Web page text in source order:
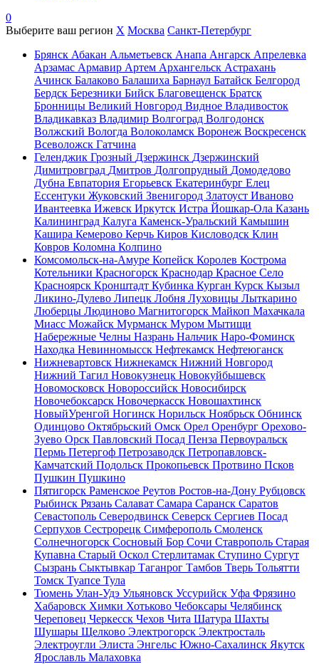
0
Выберите ваш регион X Москва Санкт-Петербург
Брянск Абакан Альметьевск Анапа Ангарск Апрелевка
Арзамас Армавир Артем Архангельск Астрахань
Ачинск Балаково Балашиха Барнаул Батайск Белгород
Бердск Березники Бийск Благовещенск Братск
Бронницы Великий Новгород Видное Владивосток
Владикавказ Владимир Волгоград Волгодонск
Волжский Вологда Волоколамск Воронеж Воскресенск
Всеволожск Гатчина
Геленджик Грозный Дзержинск Дзержинский
Димитровград Дмитров Долгопрудный Домодедово
Дубна Евпатория Егорьевск Екатеринбург Елец
Ессентуки Жуковский Звенигород Златоуст Иваново
Ивантеевка Ижевск Иркутск Истра Йошкар-Ола Казань
Калининград Калуга Каменск-Уральский Камышин
Кашира Кемерово Керчь Киров Кисловодск Клин
Ковров Коломна Колпино
Комсомольск-на-Амуре Копейск Королев Кострома
Котельники Красногорск Краснодар Красное Село
Красноярск Кронштадт Кубинка Курган Курск Кызыл
Ликино-Дулево Липецк Лобня Луховицы Лыткарино
Люберцы Людиново Магнитогорск Майкоп Махачкала
Миасс Можайск Мурманск Муром Мытищи
Набережные Челны Назрань Нальчик Наро-Фоминск
Находка Невинномысск Нефтекамск Нефтеюганск
Нижневартовск Нижнекамск Нижний Новгород
Нижний Тагил Новокузнецк Новокуйбышевск
Новомосковск Новороссийск Новосибирск
Новочебоксарск Новочеркасск Новошахтинск
НовыйУренгой Ногинск Норильск Ноябрьск Обнинск
Одинцово Октябрьский Омск Орел Оренбург Орехово-
Зуево Орск Павловский Посад Пенза Первоуральск
Пермь Петергоф Петрозаводск Петропавловск-
Камчатский Подольск Прокопьевск Протвино Псков
Пушкин Пушкино
Пятигорск Раменское Реутов Ростов-на-Дону Рубцовск
Рыбинск Рязань Салават Самара Саранск Саратов
Севастополь Северодвинск Северск Сергиев Посад
Серпухов Сестрорецк Симферополь Смоленск
Солнечногорск Сосновый Бор Сочи Ставрополь Старая
Купавна Старый Оскол Стерлитамак Ступино Сургут
Сызрань Сыктывкар Таганрог Тамбов Тверь Тольятти
Томск Туапсе Тула
Тюмень Улан-Удэ Ульяновск Уссурийск Уфа Фрязино
Хабаровск Химки Хотьково Чебоксары Челябинск
Череповец Черкесск Чехов Чита Шатура Шахты
Шушары Щелково Электрогорск Электросталь
Электроугли Элиста Энгельс Южно-Сахалинск Якутск
Ярославль Малаховка